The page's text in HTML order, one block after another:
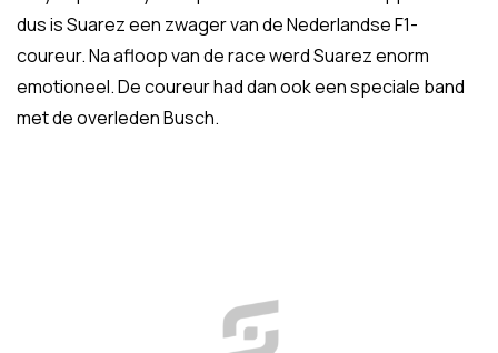
dus is Suarez een zwager van de Nederlandse F1-
coureur. Na afloop van de race werd Suarez enorm
emotioneel. De coureur had dan ook een speciale band
met de overleden Busch.